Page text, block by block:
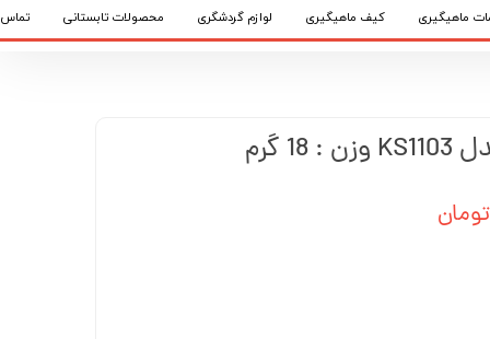
تغییر گذر واژه
خروج از حساب کاربری
ماهیگیری کیف ماهیگیری لوازم گردشگری محصولات تابستانی تماس